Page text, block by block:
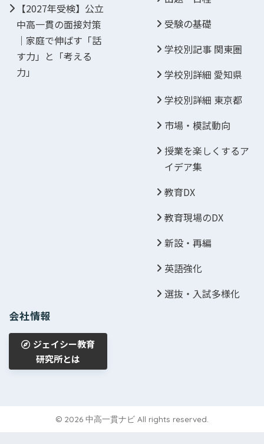
【2027年受検】公立
中高一貫の面接対策
｜家庭で伸ばす「話
す力」と「考える
力」
受験の基礎
学校別記事 関東圏
学校別詳細 愛知県
学校別詳細 東京都
市場・模試動向
授業を楽しくするア
イデア集
教育DX
教育現場のDX
新設・再編
英語強化
選抜・入試多様化
会社情報
ジェイシー教育
研究所とは
© 2026 中高一貫ナビ All rights reserved.